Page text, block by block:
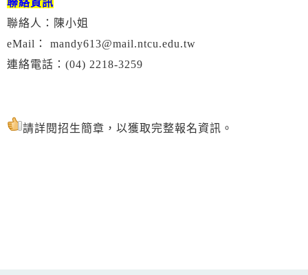
聯絡人：陳小姐
eMail： mandy613@mail.ntcu.edu.tw
連絡電話：(04) 2218-3259
請詳閱招生簡章，以獲取完整報名資訊。